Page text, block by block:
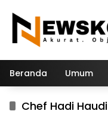
konten
Beranda Umum
Chef Hadi Haudi